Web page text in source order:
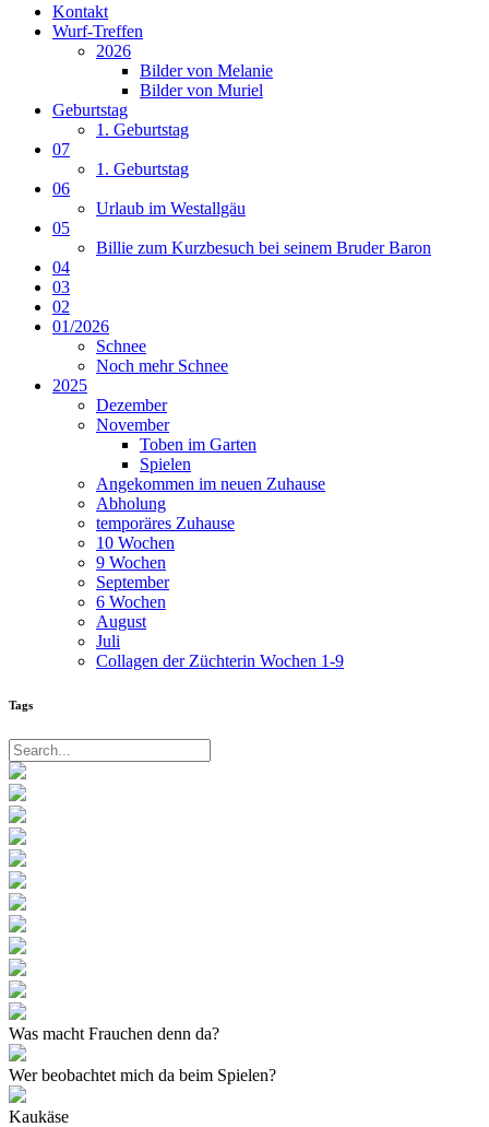
Kontakt
Wurf-Treffen
2026
Bilder von Melanie
Bilder von Muriel
Geburtstag
1. Geburtstag
07
1. Geburtstag
06
Urlaub im Westallgäu
05
Billie zum Kurzbesuch bei seinem Bruder Baron
04
03
02
01/2026
Schnee
Noch mehr Schnee
2025
Dezember
November
Toben im Garten
Spielen
Angekommen im neuen Zuhause
Abholung
temporäres Zuhause
10 Wochen
9 Wochen
September
6 Wochen
August
Juli
Collagen der Züchterin Wochen 1-9
Tags
Was macht Frauchen denn da?
Wer beobachtet mich da beim Spielen?
Kaukäse